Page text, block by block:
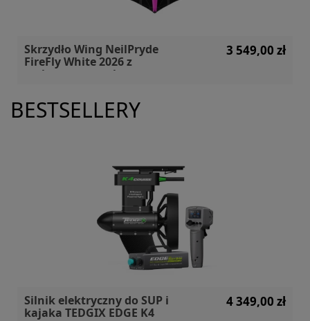
Skrzydło Wing NeilPryde
FireFly White 2026 z
carbonowym uchwytem
3 549,00 zł
BESTSELLERY
Silnik elektryczny do SUP i
kajaka TEDGIX EDGE K4
4 349,00 zł